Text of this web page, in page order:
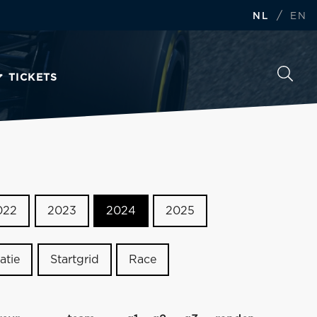
NL / EN
TICKETS
2023 2024 2025
Startgrid Race